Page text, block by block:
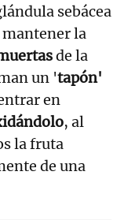
sebácea
mantener la
de la
un 'tapón'
en
, al
la fruta
de una